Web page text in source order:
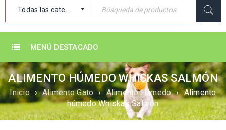
Todas las categorías
MENÚ DESTACADO
ALIMENTO HÚMEDO WHISKAS SALMÓN
Inicio › Alimento Gato › Alimento Húmedo › Alimento
húmedo Whiskas Salmón